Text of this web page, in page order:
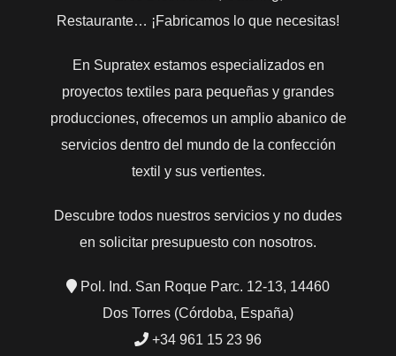
Restaurante… ¡Fabricamos lo que necesitas!
En Supratex estamos especializados en
proyectos textiles para pequeñas y grandes
producciones, ofrecemos un amplio abanico de
servicios dentro del mundo de la confección
textil y sus vertientes.
Descubre todos nuestros servicios y no dudes
en solicitar presupuesto con nosotros.
Pol. Ind. San Roque Parc. 12-13, 14460
Dos Torres (Córdoba, España)
+34 961 15 23 96